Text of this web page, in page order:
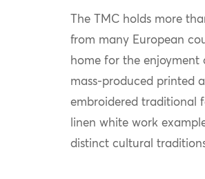
The TMC holds more
from many European
home for the enjoyment
mass-produced printed
embroidered traditional
linen white work
distinct cultural